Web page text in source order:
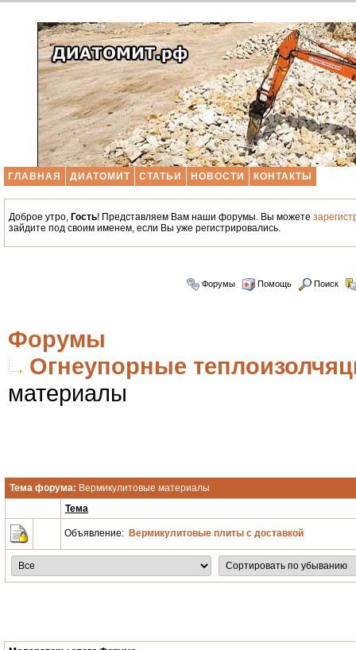
ГЛАВНАЯ ДИАТОМИТ СТАТЬИ НОВОСТИ КОНТАКТЫ
Доброе утро, Гость! Представляем Вам наши форумы. Вы можете
зайдите под своим именем, если Вы уже регистрировались.
Форумы Помощь Поиск
Форумы
Огнеупорные
материалы
Тема форума: Вермикулитовые материалы
Тема
Объявление: Вермикулитовые плиты с доставкой